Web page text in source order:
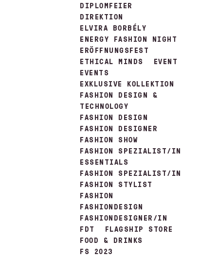
DIPLOMFEIER
DIREKTION
ELVIRA BORBÉLY
ENERGY FASHION NIGHT
ERÖFFNUNGSFEST
ETHICAL MINDS
EVENT
EVENTS
EXKLUSIVE KOLLEKTION
FASHION DESIGN &
TECHNOLOGY
FASHION DESIGN
FASHION DESIGNER
FASHION SHOW
FASHION SPEZIALIST/IN
ESSENTIALS
FASHION SPEZIALIST/IN
FASHION STYLIST
FASHION
FASHIONDESIGN
FASHIONDESIGNER/IN
FDT
FLAGSHIP STORE
FOOD & DRINKS
FS 2023